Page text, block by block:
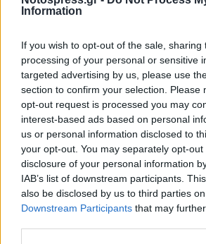
Information
If you wish to opt-out of the sale, sharing
processing of your personal or sensitive
targeted advertising by us, please use
section to confirm your selection. Please
opt-out request is processed you may
interest-based ads based on personal
us or personal information disclosed to
your opt-out. You may separately opt-
disclosure of your personal information
IAB’s list of downstream participants.
also be disclosed by us to third parties
Downstream Participants that may
Σχετικά Άρθρα